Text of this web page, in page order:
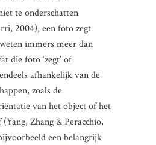
te onderschatten
2004), een foto zegt
immers meer dan
die foto ‘zegt’ of
afhankelijk van de
zoals de
van het object of het
Zhang & Peracchio,
een belangrijk